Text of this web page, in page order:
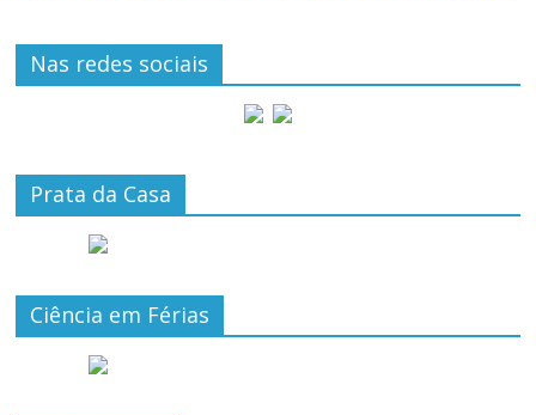
Nas redes sociais
Prata da Casa
Ciência em Férias